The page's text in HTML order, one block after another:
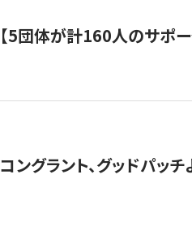
【5団体が計160人のサポ
コングラント、グッドパッ